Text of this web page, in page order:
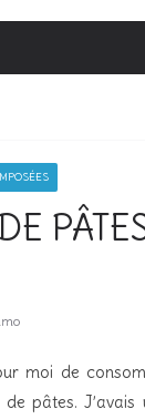
moi de
pâtes. J’avais